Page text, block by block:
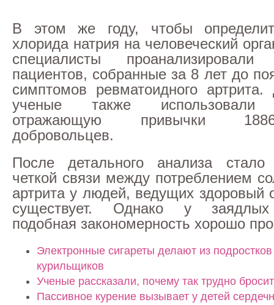
В этом же году, чтобы
хлорида натрия на человеческий
специалисты
пациентов, собранные за 8 лет до
симптомов ревматоидного
ученые также использовали
отражающую привычки
добровольцев.
После детального анализа стало
четкой связи между потреблением
артрита у людей, ведущих здоровый
существует. Однако у заядлых
подобная закономерность хорошо
Электронные сигареты делают из
курильщиков
Ученые рассказали, почему так трудно
Пассивное курение вызывает у детей